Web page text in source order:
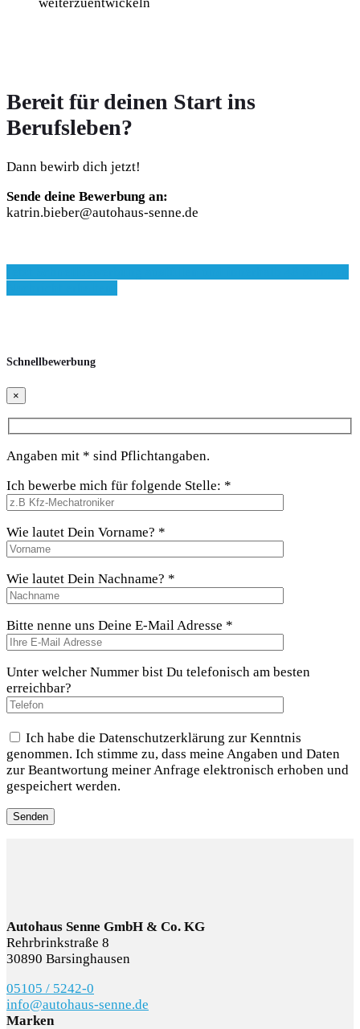
Bereit für deinen Start ins
Berufsleben?
Dann bewirb dich jetzt!
Sende deine Bewerbung an:
katrin.bieber@autohaus-senne.de
Schnellbewerbung
×
Angaben mit * sind Pflichtangaben.
Ich bewerbe mich für folgende Stelle: *
Wie lautet Dein Vorname? *
Wie lautet Dein Nachname? *
Bitte nenne uns Deine E-Mail Adresse *
Unter welcher Nummer bist Du telefonisch am besten
erreichbar?
Ich habe die Datenschutzerklärung zur Kenntnis
genommen. Ich stimme zu, dass meine Angaben und Daten
zur Beantwortung meiner Anfrage elektronisch erhoben und
gespeichert werden.
Autohaus Senne GmbH & Co. KG
Rehrbrinkstraße 8
30890 Barsinghausen
05105 / 5242-0
info@autohaus-senne.de
Marken